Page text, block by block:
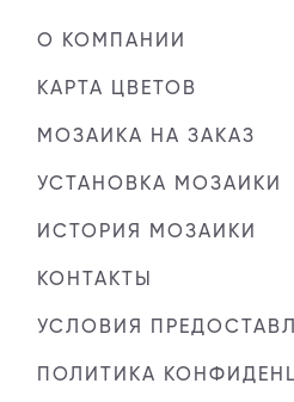
О КОМПАНИИ
КАРТА ЦВЕТОВ
МОЗАИКА НА ЗАКАЗ
УСТАНОВКА МОЗАИКИ
ИСТОРИЯ МОЗАИКИ
КОНТАКТЫ
УСЛОВИЯ
ПОЛИТИКА